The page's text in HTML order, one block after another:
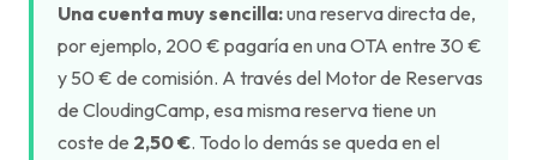
Una cuenta muy sencilla:una reserva directa de,
por ejemplo, 200 € pagaría en una OTA entre 30 €
y 50 € de comisión. A través del Motor de Reservas
de CloudingCamp, esa misma reserva tiene un
coste de 2,50 €. Todo lo demás se queda en el